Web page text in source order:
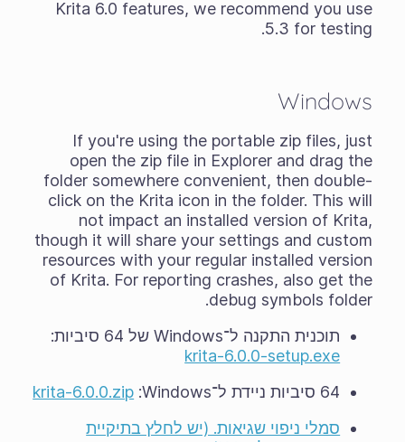
Krita 6.0 features, we recommend you use
5.3 for testing.
Windows
If you're using the portable zip files, just
open the zip file in Explorer and drag the
folder somewhere convenient, then double-
click on the Krita icon in the folder. This will
not impact an installed version of Krita,
though it will share your settings and custom
resources with your regular installed version
of Krita. For reporting crashes, also get the
debug symbols folder.
תוכנית התקנה ל־Windows של 64 סיביות:
krita-6.0.0-setup.exe
64 סיביות ניידת ל־Windows‏:
krita-6.0.0.zip
סמלי ניפוי שגיאות. (יש לחלץ בתיקיית